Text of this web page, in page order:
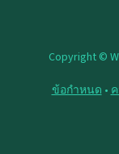
Copyright ©
ข้อกำหนด •